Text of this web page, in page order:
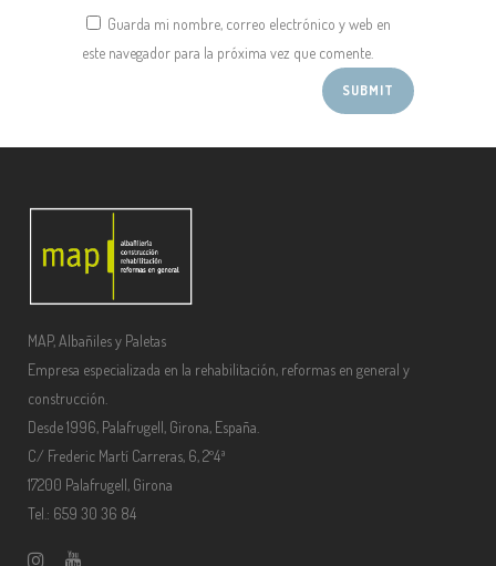
Guarda mi nombre, correo electrónico y web en
este navegador para la próxima vez que comente.
MAP, Albañiles y Paletas
Empresa especializada en la rehabilitación, reformas en general y
construcción.
Desde 1996, Palafrugell, Girona, España.
C/ Frederic Martí Carreras, 6, 2º4ª
17200 Palafrugell, Girona
Tel.: 659 30 36 84